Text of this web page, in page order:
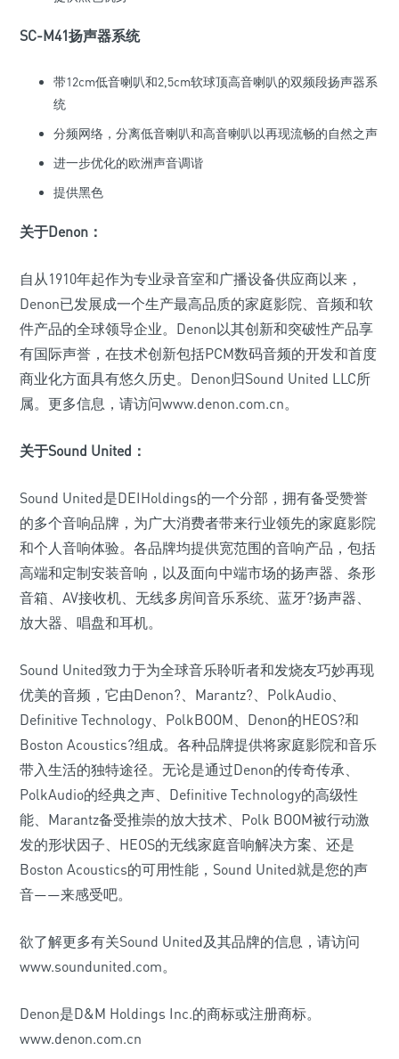
SC-M41扬声器系统
带12cm低音喇叭和2,5cm软球顶高音喇叭的双频段扬声器系
统
分频网络，分离低音喇叭和高音喇叭以再现流畅的自然之声
进一步优化的欧洲声音调谐
提供黑色
关于Denon：
自从1910年起作为专业录音室和广播设备供应商以来，
Denon已发展成一个生产最高品质的家庭影院、音频和软
件产品的全球领导企业。Denon以其创新和突破性产品享
有国际声誉，在技术创新包括PCM数码音频的开发和首度
商业化方面具有悠久历史。Denon归Sound United LLC所
属。更多信息，请访问www.denon.com.cn。
关于Sound United：
Sound United是DEIHoldings的一个分部，拥有备受赞誉
的多个音响品牌，为广大消费者带来行业领先的家庭影院
和个人音响体验。各品牌均提供宽范围的音响产品，包括
高端和定制安装音响，以及面向中端市场的扬声器、条形
音箱、AV接收机、无线多房间音乐系统、蓝牙?扬声器、
放大器、唱盘和耳机。
Sound United致力于为全球音乐聆听者和发烧友巧妙再现
优美的音频，它由Denon?、Marantz?、PolkAudio、
Definitive Technology、PolkBOOM、Denon的HEOS?和
Boston Acoustics?组成。各种品牌提供将家庭影院和音乐
带入生活的独特途径。无论是通过Denon的传奇传承、
PolkAudio的经典之声、Definitive Technology的高级性
能、Marantz备受推崇的放大技术、Polk BOOM被行动激
发的形状因子、HEOS的无线家庭音响解决方案、还是
Boston Acoustics的可用性能，Sound United就是您的声
音——来感受吧。
欲了解更多有关Sound United及其品牌的信息，请访问
www.soundunited.com。
Denon是D&M Holdings Inc.的商标或注册商标。
www.denon.com.cn